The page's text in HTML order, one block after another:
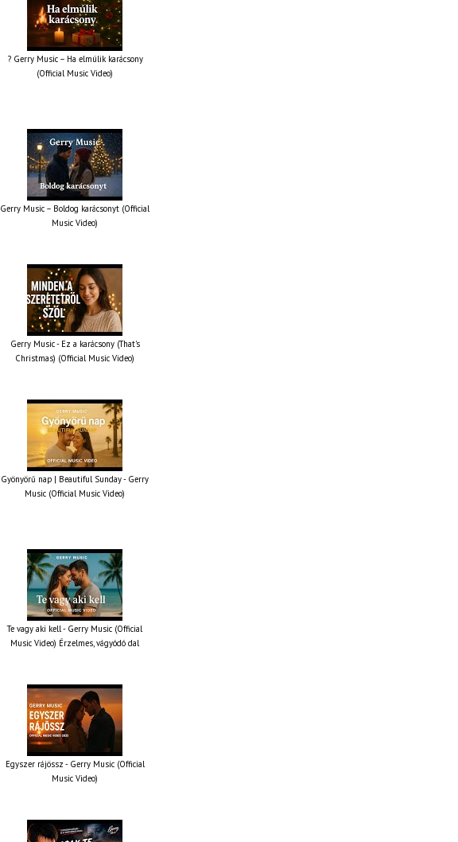
? Gerry Music – Ha elmúlik karácsony
(Official Music Video)
Gerry Music – Boldog karácsonyt (Official
Music Video)
Gerry Music - Ez a karácsony (That's
Christmas) (Official Music Video)
Gyönyörű nap | Beautiful Sunday - Gerry
Music (Official Music Video)
Te vagy aki kell - Gerry Music (Official
Music Video) Érzelmes, vágyódó dal
Egyszer rájössz - Gerry Music (Official
Music Video)